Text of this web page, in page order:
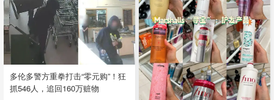
多伦多警方重拳打击“零元购”！狂
抓546人，追回160万赃物